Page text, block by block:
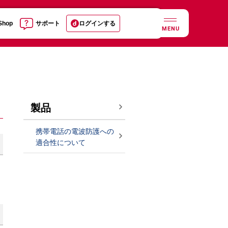
サポート ログインする
MENU
製品
携帯電話の電波防護への
適合性について